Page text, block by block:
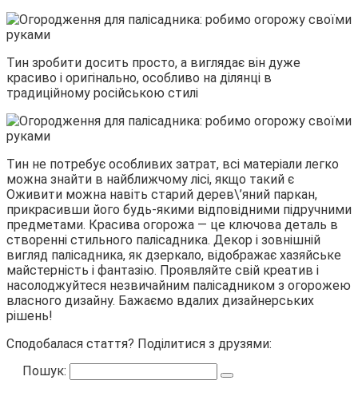
Тин зробити досить просто, а виглядає він дуже
красиво і оригінально, особливо на ділянці в
традиційному російською стилі
Тин не потребує особливих затрат, всі матеріали легко
можна знайти в найближчому лісі, якщо такий є
Оживити можна навіть старий дерев\’яний паркан,
прикрасивши його будь-якими відповідними підручними
предметами. Красива огорожа — це ключова деталь в
створенні стильного палісадника. Декор і зовнішній
вигляд палісадника, як дзеркало, відображає хазяйське
майстерність і фантазію. Проявляйте свій креатив і
насолоджуйтеся незвичайним палісадником з огорожею
власного дизайну. Бажаємо вдалих дизайнерських
рішень!
Сподобалася стаття? Поділитися з друзями:
Пошук: